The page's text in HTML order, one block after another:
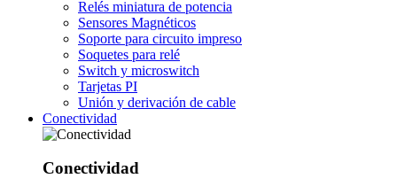
Relés miniatura de potencia
Sensores Magnéticos
Soporte para circuito impreso
Soquetes para relé
Switch y microswitch
Tarjetas PI
Unión y derivación de cable
Conectividad
Conectividad